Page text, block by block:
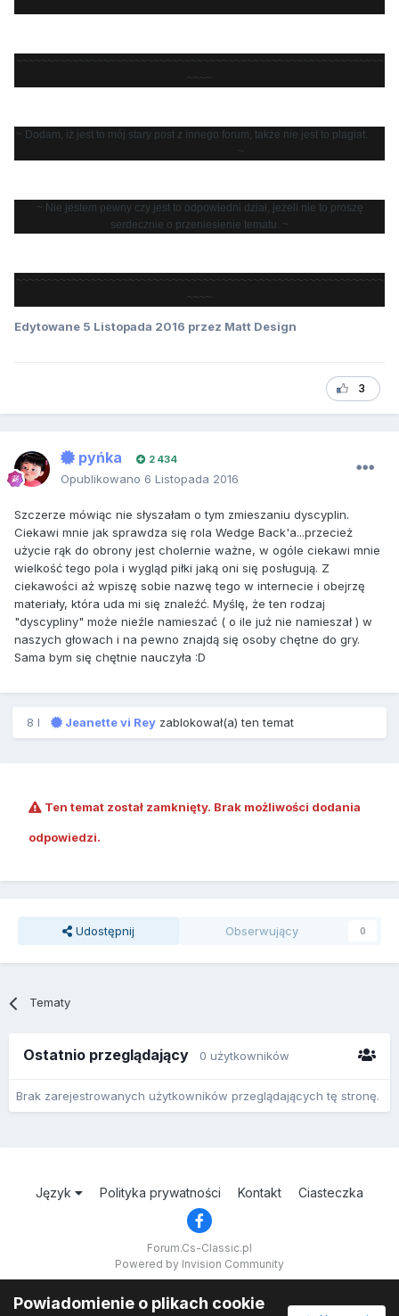
~~~~~~~~~~~~~~~~~~~~~~~~~~~~~~~~~~~~~~~~~~~~~~~~~~~~~~~~~~~
~~~~
~ Dodam, iż jest to mój stary post z innego forum, także nie jest to plagiat.
~
~ Nie jestem pewny czy jest to odpowiedni dział, jeżeli nie to proszę
serdecznie o przeniesienie tematu. ~
~~~~~~~~~~~~~~~~~~~~~~~~~~~~~~~~~~~~~~~~~~~~~~~~~~~~~~~~~~~
~~~~
Edytowane 5 Listopada 2016 przez Matt Design
3
pyńka 2 434
Opublikowano 6 Listopada 2016
Szczerze mówiąc nie słyszałam o tym zmieszaniu dyscyplin.
Ciekawi mnie jak sprawdza się rola Wedge Back'a...przecież
użycie rąk do obrony jest cholernie ważne, w ogóle ciekawi mnie
wielkość tego pola i wygląd piłki jaką oni się posługują. Z
ciekawości aż wpiszę sobie nazwę tego w internecie i obejrzę
materiały, która uda mi się znaleźć. Myślę, że ten rodzaj
"dyscypliny" może nieźle namieszać ( o ile już nie namieszał ) w
naszych głowach i na pewno znajdą się osoby chętne do gry.
Sama bym się chętnie nauczyła :D
8 l Jeanette vi Rey zablokował(a) ten temat
Ten temat został zamknięty. Brak możliwości dodania
odpowiedzi.
Udostępnij Obserwujący 0
Tematy
Ostatnio przeglądający 0 użytkowników
Brak zarejestrowanych użytkowników przeglądających tę stronę.
Język Polityka prywatności Kontakt Ciasteczka
Forum.Cs-Classic.pl
Powered by Invision Community
Powiadomienie o plikach cookie